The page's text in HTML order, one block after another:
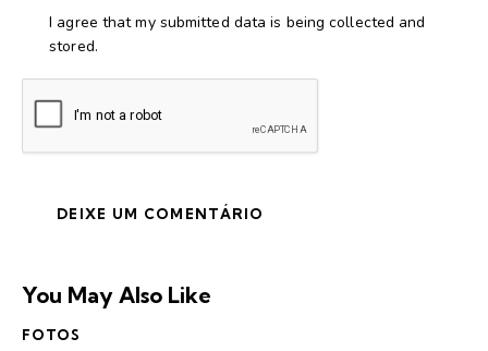
I agree that my submitted data is being collected and
stored.
You May Also Like
FOTOS